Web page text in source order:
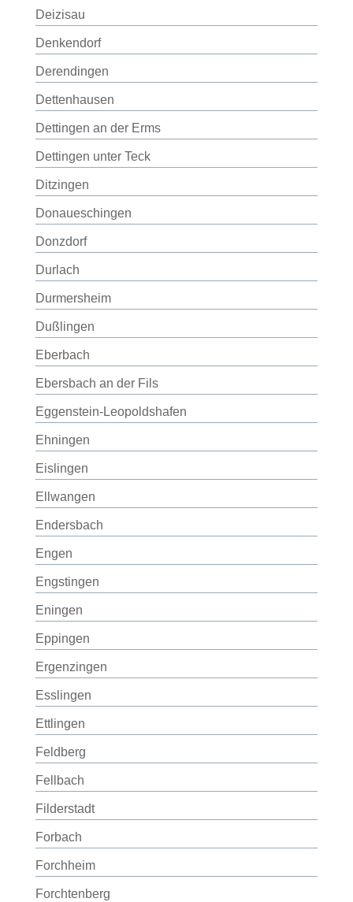
Deizisau
Denkendorf
Derendingen
Dettenhausen
Dettingen an der Erms
Dettingen unter Teck
Ditzingen
Donaueschingen
Donzdorf
Durlach
Durmersheim
Dußlingen
Eberbach
Ebersbach an der Fils
Eggenstein-Leopoldshafen
Ehningen
Eislingen
Ellwangen
Endersbach
Engen
Engstingen
Eningen
Eppingen
Ergenzingen
Esslingen
Ettlingen
Feldberg
Fellbach
Filderstadt
Forbach
Forchheim
Forchtenberg